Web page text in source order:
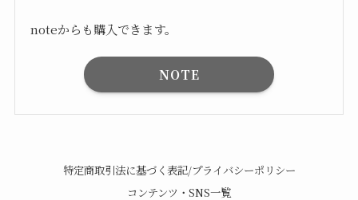
noteからも購入できます。
NOTE
特定商取引法に基づく表記/プライバシーポリシー
コンテンツ・SNS一覧